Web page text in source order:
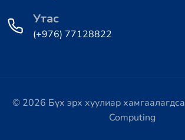
Утас
(+976) 77128822
© 2026 Бүх эрх хуулиар
Computing